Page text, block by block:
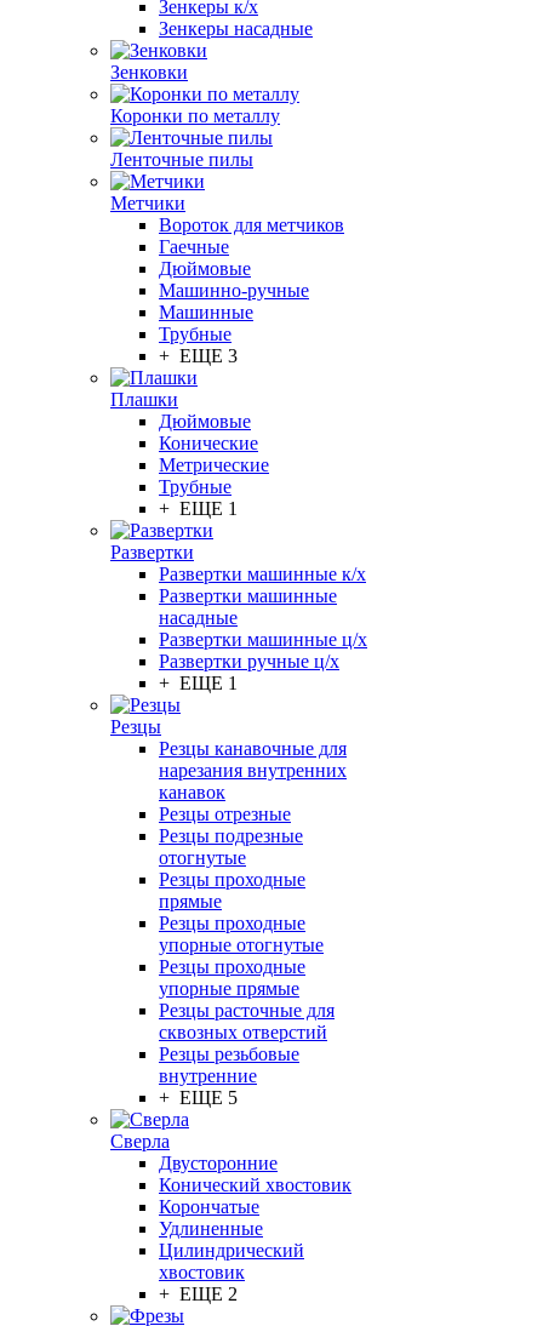
Зенкеры к/х
Зенкеры насадные
Зенковки
Коронки по металлу
Ленточные пилы
Метчики
Вороток для метчиков
Гаечные
Дюймовые
Машинно-ручные
Машинные
Трубные
+ ЕЩЕ 3
Плашки
Дюймовые
Конические
Метрические
Трубные
+ ЕЩЕ 1
Развертки
Развертки машинные к/х
Развертки машинные
насадные
Развертки машинные ц/х
Развертки ручные ц/х
+ ЕЩЕ 1
Резцы
Резцы канавочные для
нарезания внутренних
канавок
Резцы отрезные
Резцы подрезные
отогнутые
Резцы проходные
прямые
Резцы проходные
упорные отогнутые
Резцы проходные
упорные прямые
Резцы расточные для
сквозных отверстий
Резцы резьбовые
внутренние
+ ЕЩЕ 5
Сверла
Двусторонние
Конический хвостовик
Корончатые
Удлиненные
Цилиндрический
хвостовик
+ ЕЩЕ 2